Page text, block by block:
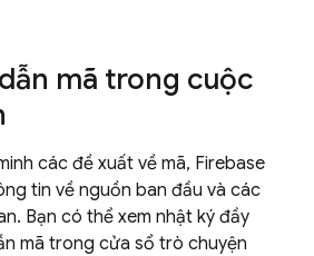
mã trong cuộc
các đề xuất về mã, Firebase
tin về nguồn ban đầu và các
Bạn có thể xem nhật ký đầy
mã trong cửa sổ trò chuyện